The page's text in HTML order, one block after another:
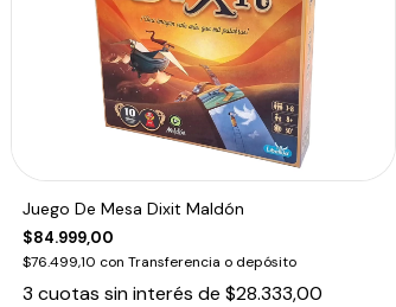
Juego De Mesa Dixit Maldón
$84.999,00
$76.499,10 con Transferencia o depósito
3 cuotas sin interés de$28.333,00